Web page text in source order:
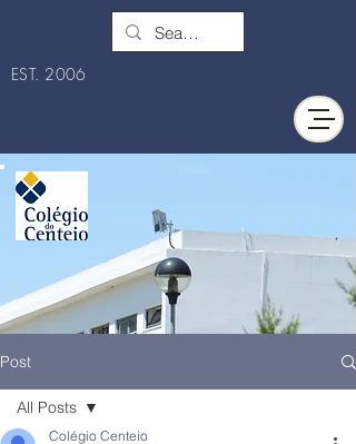
EST. 2006
Post
All Posts
Colégio Centeio